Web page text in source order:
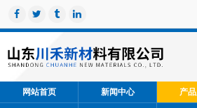
网站首页 新闻中心 产